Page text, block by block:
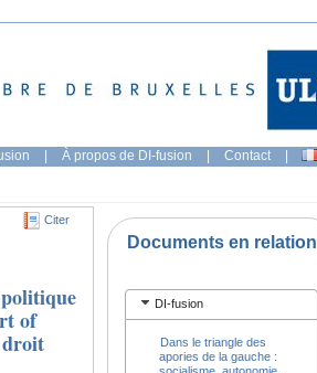
| À propos de DI-fusion | Contact |
Citer
of
droit
Documents en relation
DI-fusion
Dans le triangle des
apories de la gauche :
socialisme, autonomie,